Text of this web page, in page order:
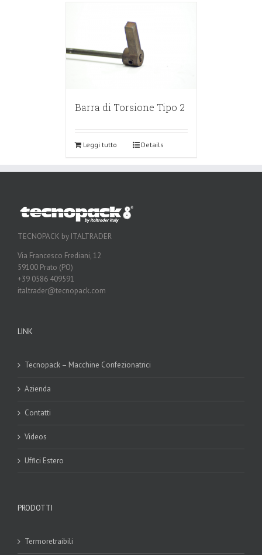
Barra di Torsione Tipo 2
Leggi tutto Details
TECNOPACK by ITALTRADER
Via Francesco Frediani, 12
59100 Prato (PO)
+39 0586 409591
italtrader@tecnopack.com
LINK
Tecnopack – Macchine Confezionatrici
Azienda
Contatti
Videos
Uffici Estero
PRODOTTI
Termoretraibili